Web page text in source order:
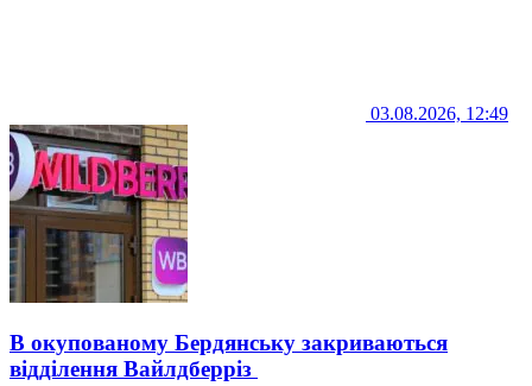
03.08.2026, 12:49
В окупованому Бердянську закриваються
відділення Вайлдберріз